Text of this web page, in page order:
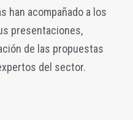
han acompañado a los
presentaciones,
de las propuestas
del sector.